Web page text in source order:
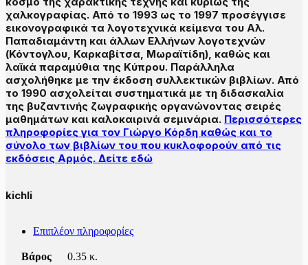
χαλκογραφίας. Από το 1993 ως το 1997 προσέγγισε
εικονογραφικά τα λογοτεχνικά κείμενα του Αλ.
Παπαδιαμάντη και άλλων Ελλήνων λογοτεχνών
(Κόντογλου, Καρκαβίτσα, Μωραϊτίδη), καθώς και
λαϊκά παραμύθια της Κύπρου. Παράλληλα
ασχολήθηκε με την έκδοση συλλεκτικών βιβλίων. Από
το 1990 ασχολείται συστηματικά με τη διδασκαλία
της βυζαντινής ζωγραφικής οργανώνοντας σειρές
μαθημάτων και καλοκαιρινά σεμινάρια. Περισσότερες
πληροφορίες για τον Γιώργο Κόρδη καθώς και το
σύνολο των βιβλίων του που κυκλοφορούν από τις
εκδόσεις Αρμός. Δείτε εδώ
kichli
Επιπλέον πληροφορίες
Βάρος
0.35 κ.